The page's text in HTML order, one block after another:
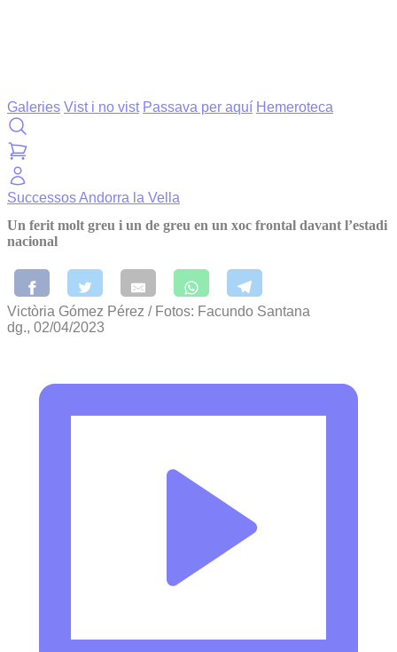
Galeries Vist i no vist Passava per aquí Hemeroteca
SuccessosAndorra la Vella
Un ferit molt greu i un de greu en un xoc frontal davant l’estadi
nacional
Victòria Gómez Pérez / Fotos: Facundo Santana
dg., 02/04/2023